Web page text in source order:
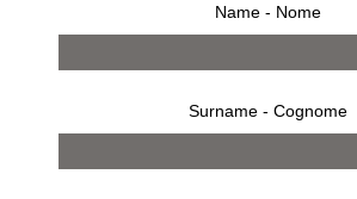
Name - Nome
Surname - Cognome